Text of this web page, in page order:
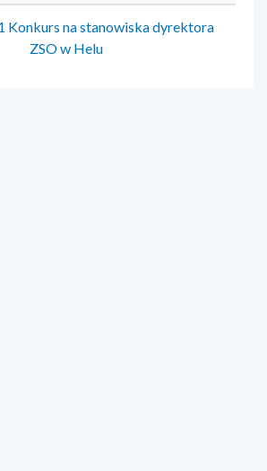
Konkurs na stanowiska dyrektora
ZSO w Helu